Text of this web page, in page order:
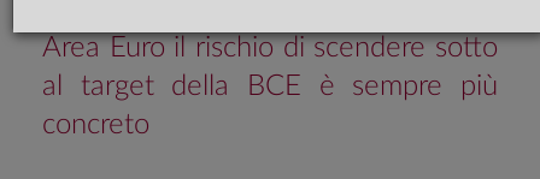
Area Euro il rischio di scendere sotto
al target della BCE è sempre più
concreto